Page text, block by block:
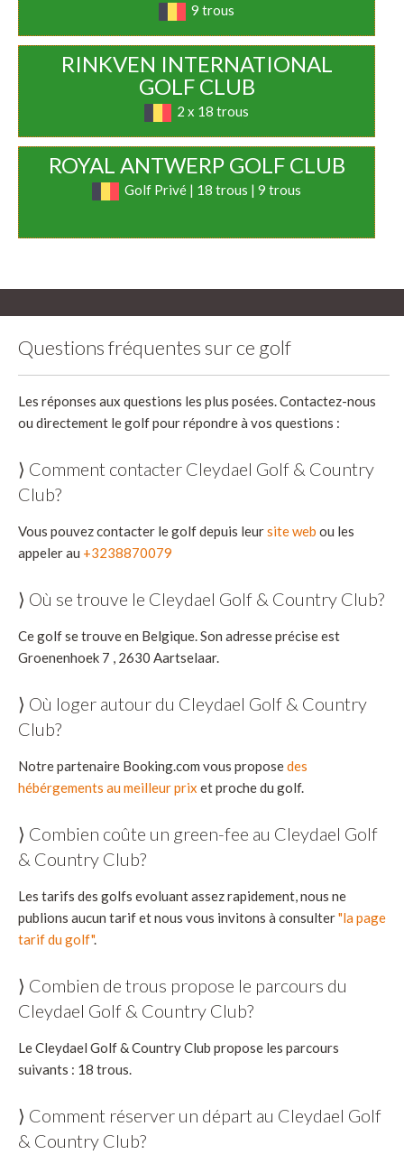
9 trous
RINKVEN INTERNATIONAL
GOLF CLUB
2 x 18 trous
ROYAL ANTWERP GOLF CLUB
Golf Privé | 18 trous | 9 trous
Questions fréquentes sur ce golf
Les réponses aux questions les plus posées. Contactez-nous
ou directement le golf pour répondre à vos questions :
⟩ Comment contacter Cleydael Golf & Country
Club?
Vous pouvez contacter le golf depuis leursite web ou les
appeler au +3238870079
⟩ Où se trouve le Cleydael Golf & Country Club?
Ce golf se trouve en Belgique. Son adresse précise est
Groenenhoek 7 , 2630 Aartselaar.
⟩ Où loger autour du Cleydael Golf & Country
Club?
Notre partenaire Booking.com vous proposedes
hébérgements au meilleur prix et proche du golf.
⟩ Combien coûte un green-fee au Cleydael Golf
& Country Club?
Les tarifs des golfs evoluant assez rapidement, nous ne
publions aucun tarif et nous vous invitons à consulter"la page
tarif du golf".
⟩ Combien de trous propose le parcours du
Cleydael Golf & Country Club?
Le Cleydael Golf & Country Club propose les parcours
suivants : 18 trous.
⟩ Comment réserver un départ au Cleydael Golf
& Country Club?